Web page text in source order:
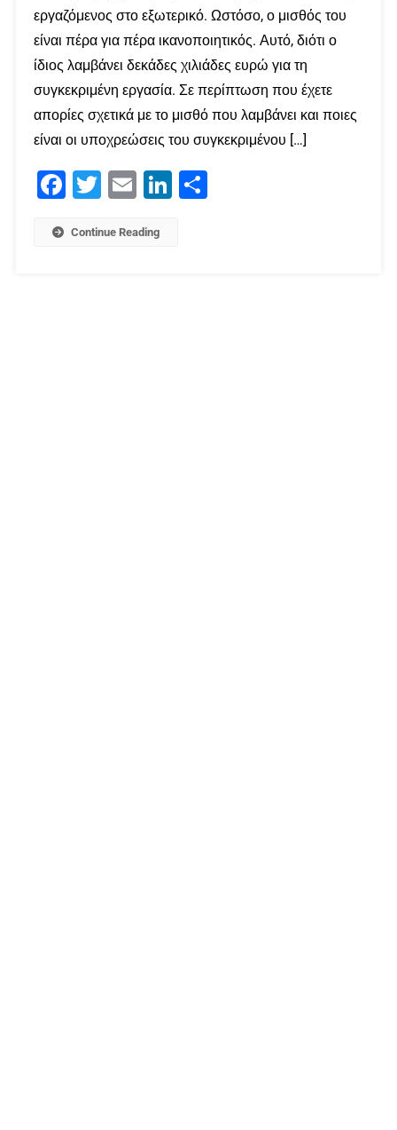
εργαζόμενος στο εξωτερικό. Ωστόσο, ο μισθός του
είναι πέρα για πέρα ικανοποιητικός. Αυτό, διότι ο
ίδιος λαμβάνει δεκάδες χιλιάδες ευρώ για τη
συγκεκριμένη εργασία. Σε περίπτωση που έχετε
απορίες σχετικά με το μισθό που λαμβάνει και ποιες
είναι οι υποχρεώσεις του συγκεκριμένου […]
Facebook
Twitter Email LinkedIn
Continue Reading